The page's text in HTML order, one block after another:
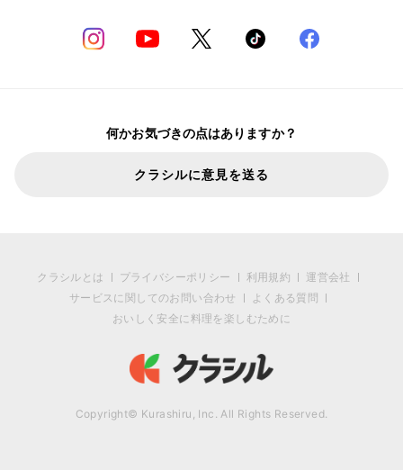
何かお気づきの点はありますか？
クラシルに意見を送る
クラシルとは プライバシーポリシー 利用規約
運営会社
サービスに関してのお問い合わせ
よくある質問
おいしく安全に料理を楽しむために
Copyright© Kurashiru, Inc. All Rights Reserved.